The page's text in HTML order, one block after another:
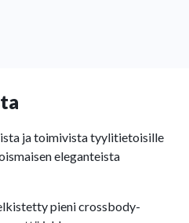
ja toimivista tyylitietoisille
eleganteista
pieni crossbody-